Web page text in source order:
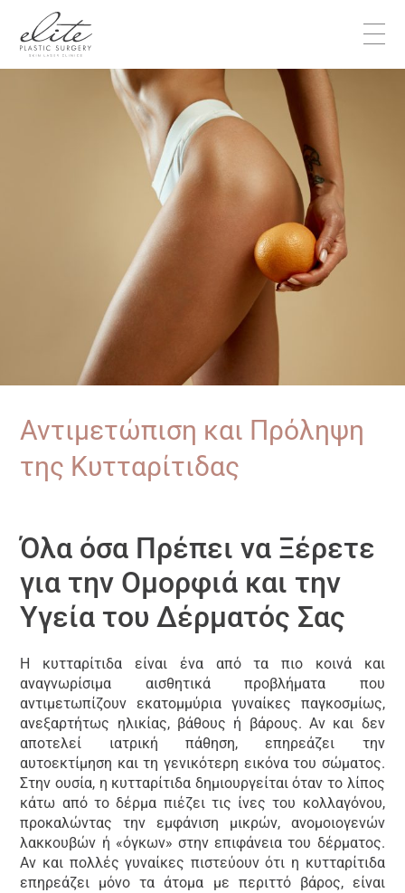
Αντιμετώπιση και Πρόληψη
της Κυτταρίτιδας
Όλα όσα Πρέπει να Ξέρετε
για την Ομορφιά και την
Υγεία του Δέρματός Σας
Η κυτταρίτιδα είναι ένα από τα πιο κοινά και
αναγνωρίσιμα αισθητικά προβλήματα που
αντιμετωπίζουν εκατομμύρια γυναίκες παγκοσμίως,
ανεξαρτήτως ηλικίας, βάθους ή βάρους. Αν και δεν
αποτελεί ιατρική πάθηση, επηρεάζει την
αυτοεκτίμηση και τη γενικότερη εικόνα του σώματος.
Στην ουσία, η κυτταρίτιδα δημιουργείται όταν το λίπος
κάτω από το δέρμα πιέζει τις ίνες του κολλαγόνου,
προκαλώντας την εμφάνιση μικρών, ανομοιογενών
λακκουβών ή «όγκων» στην επιφάνεια του δέρματος.
Αν και πολλές γυναίκες πιστεύουν ότι η κυτταρίτιδα
επηρεάζει μόνο τα άτομα με περιττό βάρος, είναι